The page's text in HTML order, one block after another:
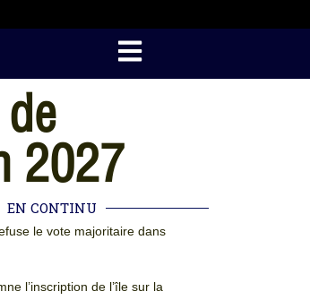
2027
EN CONTINU
le vote majoritaire dans
l’inscription de l’île sur la